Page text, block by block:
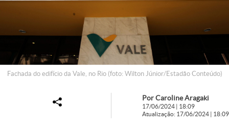
Fachada do edifício da Vale, no Rio (foto: Wilton Júnior/Estadão Conteúdo)
Por Caroline Aragaki
17/06/2024 | 18:09
Atualização: 17/06/2024 | 18:09